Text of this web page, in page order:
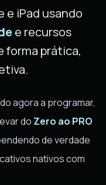
e iPad usando
e recursos
forma prática,
agora a programar,
do Zero ao PRO
de verdade
nativos com